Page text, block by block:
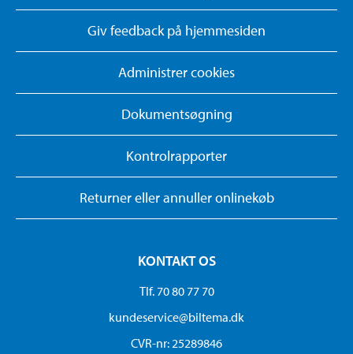
Giv feedback på hjemmesiden
Administrer cookies
Dokumentsøgning
Kontrolrapporter
Returner eller annuller onlinekøb
KONTAKT OS
Tlf. 70 80 77 70
kundeservice@biltema.dk
CVR-nr: 25289846